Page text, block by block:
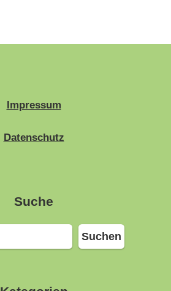
Impressum
Datenschutz
Suche
Suchen
Suchen